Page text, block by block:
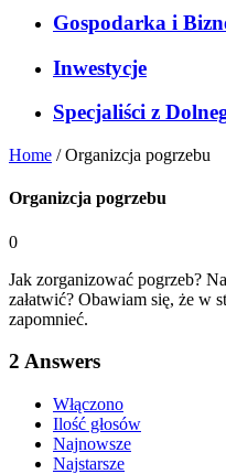
Gospodarka i
Inwestycje
Specjaliści z
Home /Organizcja pogrzebu
Organizcja pogrzebu
0
Jak zorganizować pogrzeb?
załatwić? Obawiam się, że w
zapomnieć.
2 Answers
Włączono
Ilość głosów
Najnowsze
Najstarsze